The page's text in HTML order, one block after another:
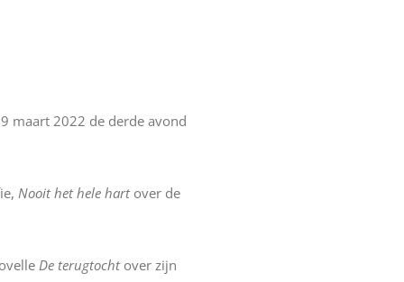
maart 2022 de derde avond
Nooit het hele hart over de
De terugtochtover zijn